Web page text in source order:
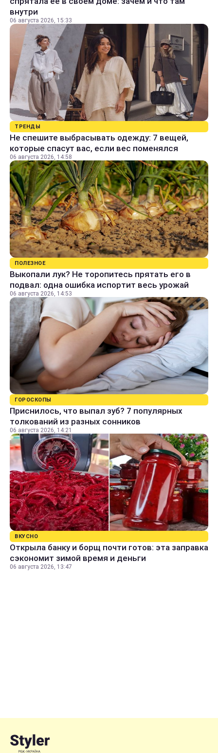
внутри
06 августа 2026, 15:33
ТРЕНДЫ
Не спешите выбрасывать одежду: 7 вещей,
которые спасут вас, если вес поменялся
06 августа 2026, 14:58
ПОЛЕЗНОЕ
Выкопали лук? Не торопитесь прятать его в
подвал: одна ошибка испортит весь урожай
06 августа 2026, 14:53
ГОРОСКОПЫ
Приснилось, что выпал зуб? 7 популярных
толкований из разных сонников
06 августа 2026, 14:21
ВКУСНО
Открыла банку и борщ почти готов: эта заправка
сэкономит зимой время и деньги
06 августа 2026, 13:47